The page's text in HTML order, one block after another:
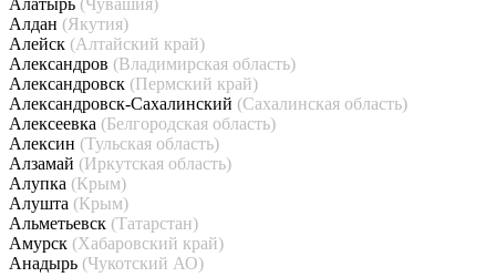
Алатырь (Чувашия)
Алдан (Якутия)
Алейск (Алтайский край)
Александров (Владимирская область)
Александровск (Пермский край)
Александровск-Сахалинский (Сахалинская область)
Алексеевка (Белгородская область)
Алексин (Тульская область)
Алзамай (Иркутская область)
Алупка (Крым)
Алушта (Крым)
Альметьевск (Татарстан)
Амурск (Хабаровский край)
Анадырь (Чукотский АО)